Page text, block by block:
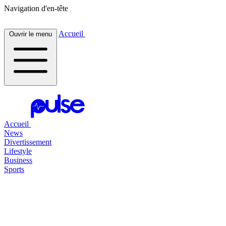
Navigation d'en-tête
Ouvrir le menu Accueil
Accueil
News
Divertissement
Lifestyle
Business
Sports